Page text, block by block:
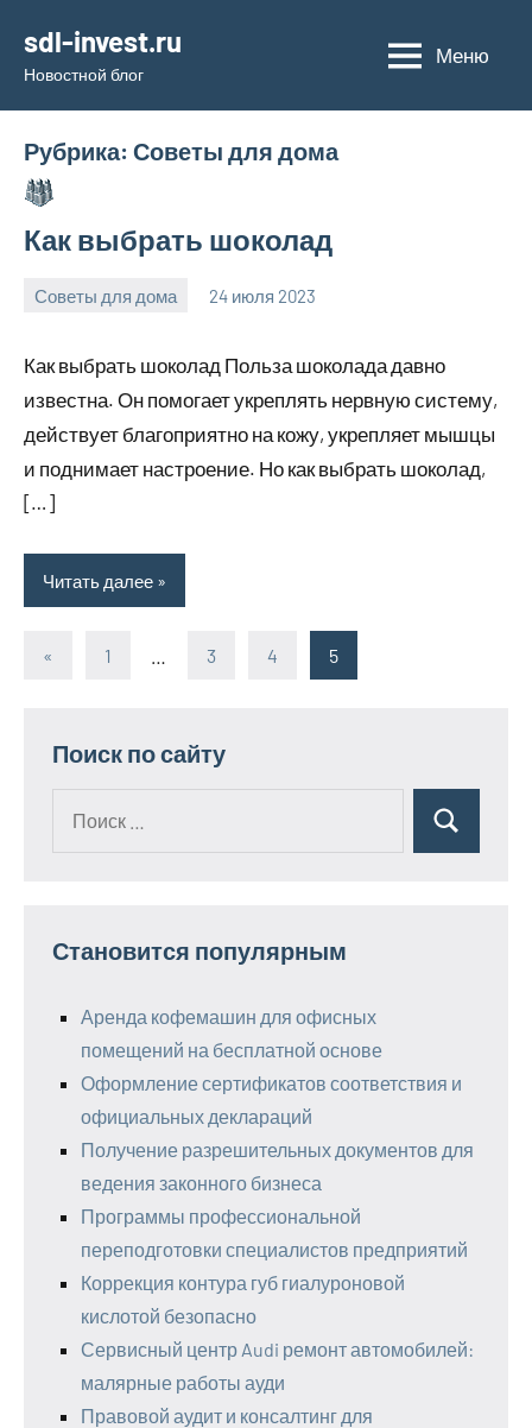
содержимому
sdl-invest.ru
Новостной блог
Меню
Рубрика: Советы для дома
Как выбрать шоколад
Советы для дома 24 июля 2023
sdl_invest_r
Как выбрать шоколад Польза шоколада давно
известна. Он помогает укреплять нервную систему,
действует благоприятно на кожу, укрепляет мышцы
и поднимает настроение. Но как выбрать шоколад,
[…]
Читать далее
«
Предыдущие
1 3 4 5
Поиск по сайту
Поиск
Становится популярным
Аренда кофемашин для офисных
помещений на бесплатной основе
Оформление сертификатов соответствия и
официальных деклараций
Получение разрешительных документов для
ведения законного бизнеса
Программы профессиональной
переподготовки специалистов предприятий
Коррекция контура губ гиалуроновой
кислотой безопасно
Сервисный центр Audi ремонт автомобилей:
малярные работы ауди
Правовой аудит и консалтинг для